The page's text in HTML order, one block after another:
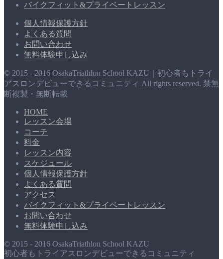
バイクフィット&プライベートレッスン
個人情報保護方針
よくある質問
お問い合わせ
無料体験申し込み
© 2015 - 2016 OsakaTriathlon School KAZU｜初心者もトライ
アスロンデビューできるコミュニティ All rights reserved. 禁無
断複製・無断転載
HOME
レッスン会場
コーチ
料金
レッスン内容
スケジュール
個人情報保護方針
よくある質問
アクセス
バイクフィット&プライベートレッスン
お問い合わせ
無料体験申し込み
© 2015 - 2016 OsakaTriathlon School KAZU
初心者もトライアスロンデビューできるコミュニティ